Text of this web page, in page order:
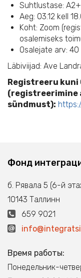
Suhtlustase:
Aeg: 03.12 kell
Koht: Zoom
osalemiseks
Osalejate arv: 40
Läbiviijad: Ave
Registreeru kuni
(registreerimine
sündmust):
Фонд
б. Рявала 5 (6-й
10143 Таллинн
659 9021
Время работы:
Понедельник-